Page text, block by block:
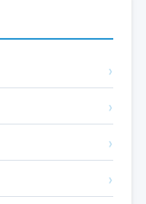
›
›
›
›